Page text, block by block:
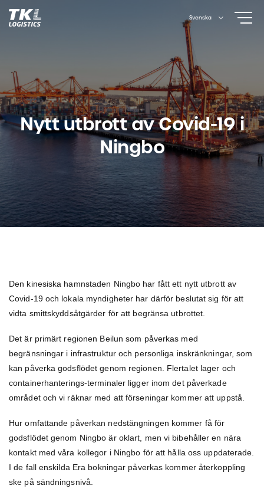
Skip
to
Svenska
Nytt utbrott av Covid-19 i
Ningbo
Den kinesiska hamnstaden Ningbo har fått ett nytt utbrott av
Covid-19 och lokala myndigheter har därför beslutat sig för att
vidta smittskyddsåtgärder för att begränsa utbrottet.
Det är primärt regionen Beilun som påverkas med
begränsningar i infrastruktur och personliga inskränkningar, som
kan påverka godsflödet genom regionen. Flertalet lager och
containerhanterings-terminaler ligger inom det påverkade
området och vi räknar med att förseningar kommer att uppstå.
Hur omfattande påverkan nedstängningen kommer få för
godsflödet genom Ningbo är oklart, men vi bibehåller en nära
kontakt med våra kollegor i Ningbo för att hålla oss uppdaterade.
I de fall enskilda Era bokningar påverkas kommer återkoppling
ske på sändningsnivå.